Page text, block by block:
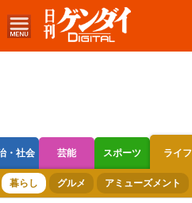
・社会 芸能 スポーツ ライフ
ボートレース 競輪 オートレース
暮らし グルメ アミューズメント